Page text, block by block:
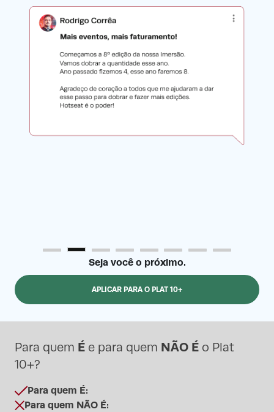
Seja você o próximo.
APLICAR PARA O PLAT 10+
Para quem É e para quem NÃO É o Plat
10+?
Para quem É:
Para quem NÃO É: